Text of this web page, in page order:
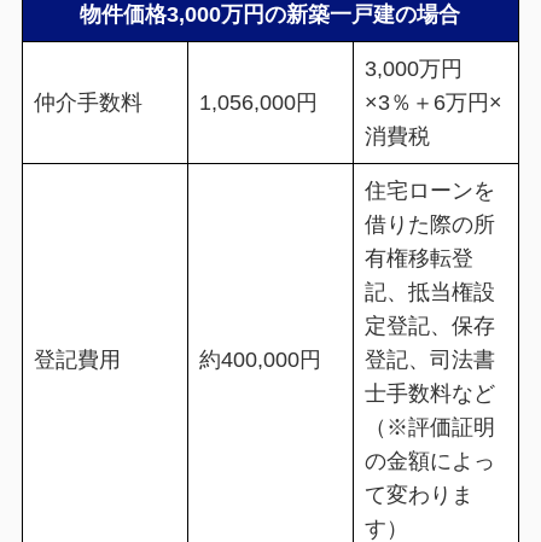
物件価格3,000万円の新築一戸建の場合
仲介手数料 1,056,000円
3,000万円
×3％＋6万円×
消費税
登記費用 約400,000円
住宅ローンを
借りた際の所
有権移転登
記、抵当権設
定登記、保存
登記、司法書
士手数料など
（※評価証明
の金額によっ
て変わりま
す）